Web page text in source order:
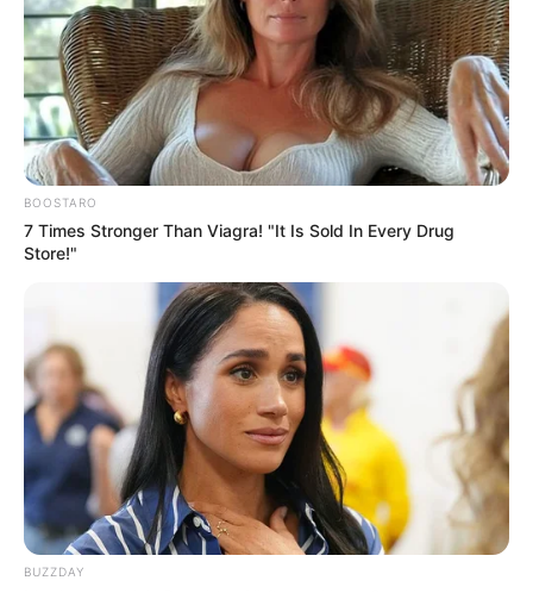
Quinté+ du mercredi à
Cherbourg : analyse complète et
pronostic du Grand Prix Ephrem
Houel
Le Quinté+ de ce mercredi à Cherbourg, support du
BOOSTARO
7 Times Stronger Than Viagra! "It Is Sold In Every Drug
Store!"
BUZZDAY